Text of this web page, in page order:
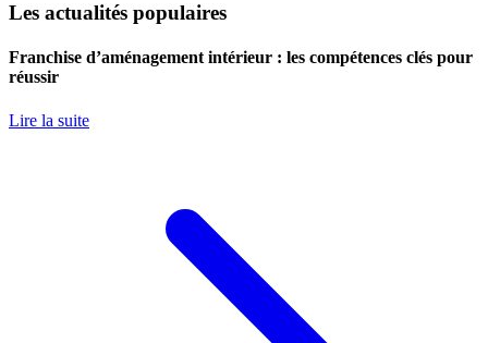
Les actualités populaires
Franchise d’aménagement intérieur : les compétences clés pour
réussir
Lire la suite